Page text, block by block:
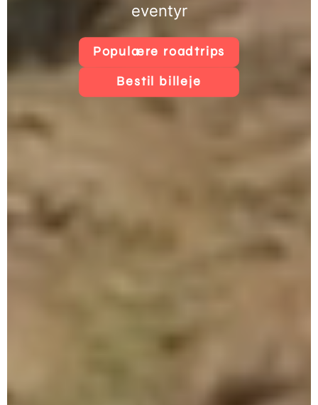
eventyr
Populære roadtrips
Bestil billeje